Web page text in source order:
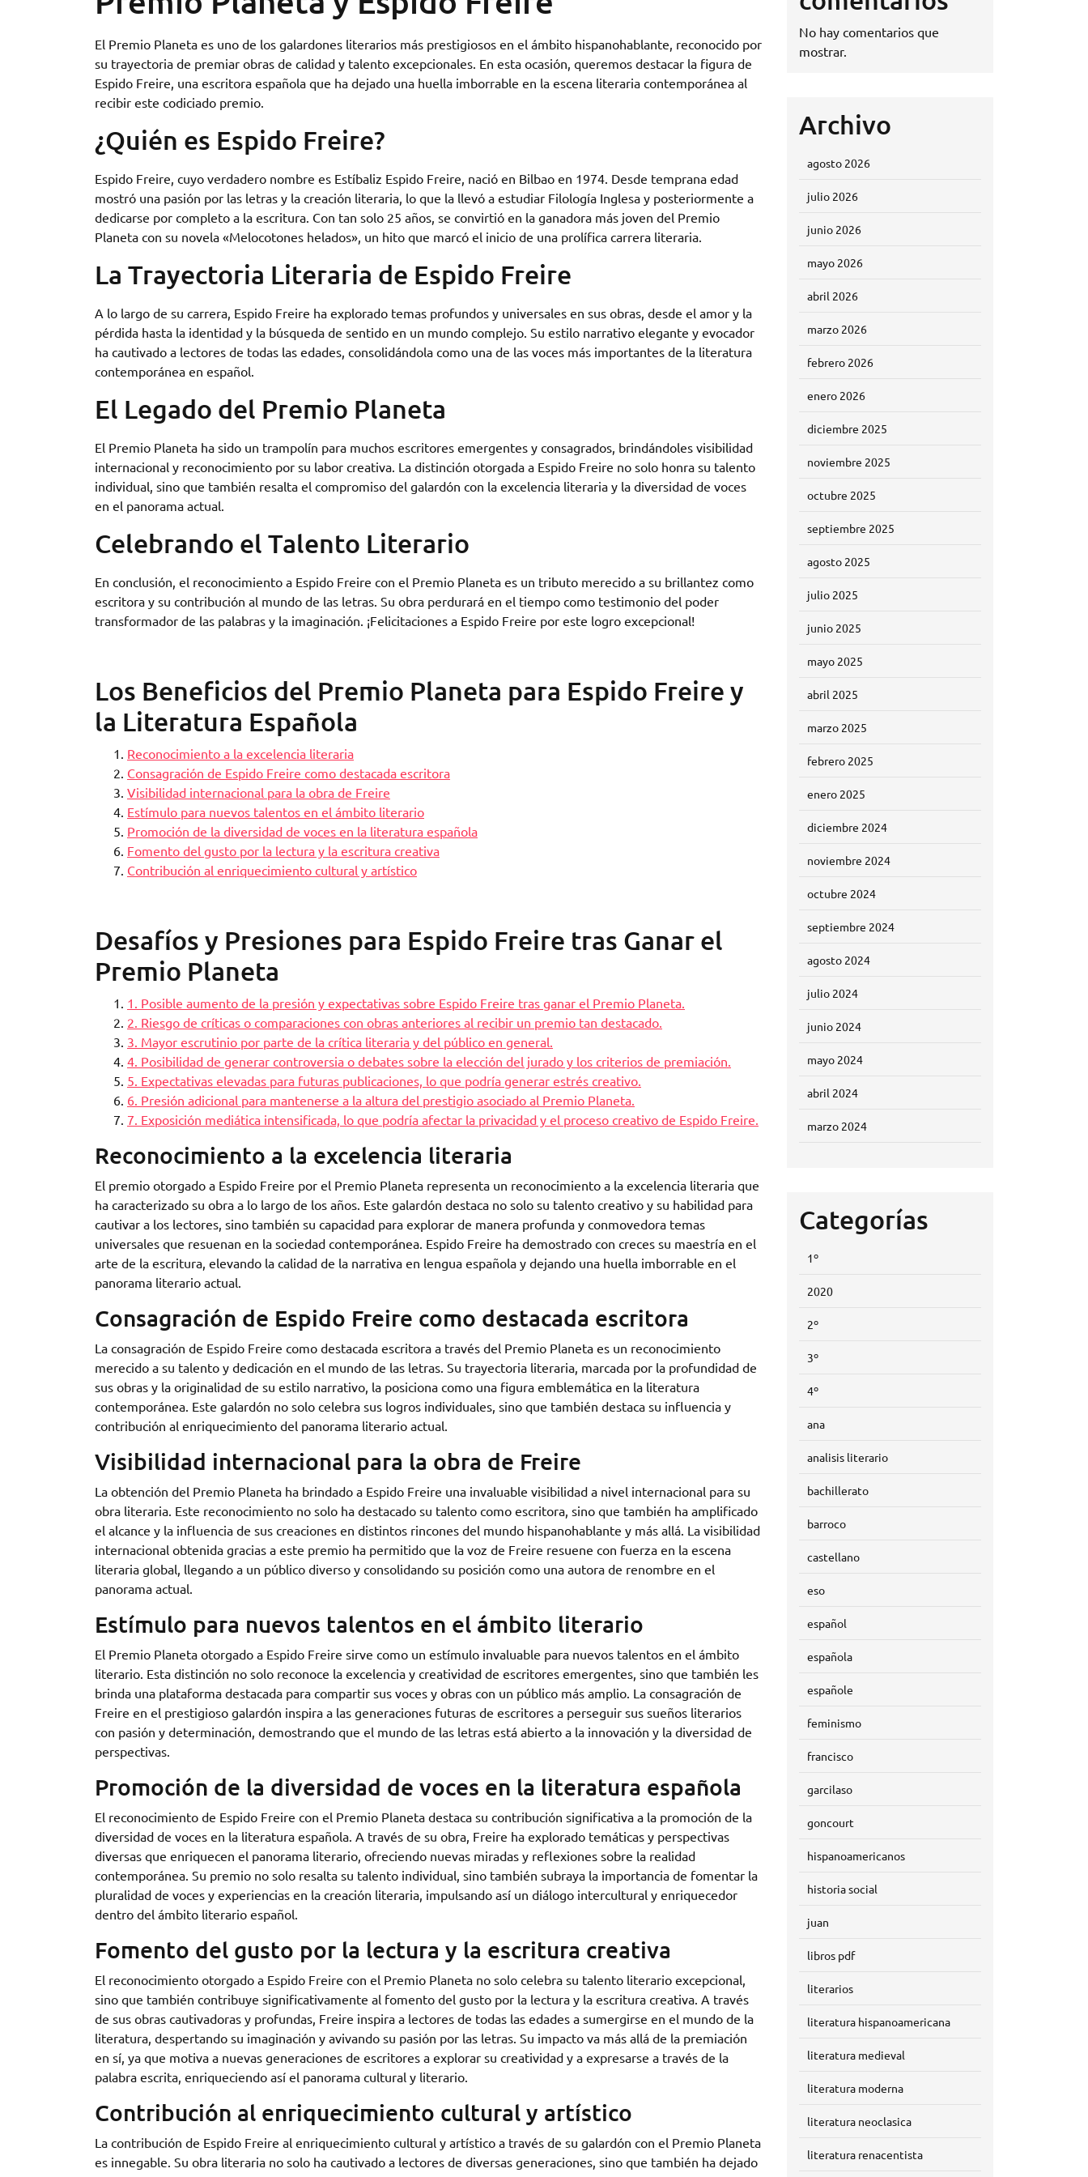
El Premio Planeta es uno de los galardones literarios más prestigiosos en el ámbito hispanohablante, reconocido por
su trayectoria de premiar obras de calidad y talento excepcionales. En esta ocasión, queremos destacar la figura de
Espido Freire, una escritora española que ha dejado una huella imborrable en la escena literaria contemporánea al
recibir este codiciado premio.
¿Quién es Espido Freire?
Espido Freire, cuyo verdadero nombre es Estíbaliz Espido Freire, nació en Bilbao en 1974. Desde temprana edad
mostró una pasión por las letras y la creación literaria, lo que la llevó a estudiar Filología Inglesa y posteriormente a
dedicarse por completo a la escritura. Con tan solo 25 años, se convirtió en la ganadora más joven del Premio
Planeta con su novela «Melocotones helados», un hito que marcó el inicio de una prolífica carrera literaria.
La Trayectoria Literaria de Espido Freire
A lo largo de su carrera, Espido Freire ha explorado temas profundos y universales en sus obras, desde el amor y la
pérdida hasta la identidad y la búsqueda de sentido en un mundo complejo. Su estilo narrativo elegante y evocador
ha cautivado a lectores de todas las edades, consolidándola como una de las voces más importantes de la literatura
contemporánea en español.
El Legado del Premio Planeta
El Premio Planeta ha sido un trampolín para muchos escritores emergentes y consagrados, brindándoles visibilidad
internacional y reconocimiento por su labor creativa. La distinción otorgada a Espido Freire no solo honra su talento
individual, sino que también resalta el compromiso del galardón con la excelencia literaria y la diversidad de voces
en el panorama actual.
Celebrando el Talento Literario
En conclusión, el reconocimiento a Espido Freire con el Premio Planeta es un tributo merecido a su brillantez como
escritora y su contribución al mundo de las letras. Su obra perdurará en el tiempo como testimonio del poder
transformador de las palabras y la imaginación. ¡Felicitaciones a Espido Freire por este logro excepcional!
Los Beneficios del Premio Planeta para Espido Freire y
la Literatura Española
Reconocimiento a la excelencia literaria
Consagración de Espido Freire como destacada escritora
Visibilidad internacional para la obra de Freire
Estímulo para nuevos talentos en el ámbito literario
Promoción de la diversidad de voces en la literatura española
Fomento del gusto por la lectura y la escritura creativa
Contribución al enriquecimiento cultural y artístico
Desafíos y Presiones para Espido Freire tras Ganar el
Premio Planeta
1. Posible aumento de la presión y expectativas sobre Espido Freire tras ganar el Premio Planeta.
2. Riesgo de críticas o comparaciones con obras anteriores al recibir un premio tan destacado.
3. Mayor escrutinio por parte de la crítica literaria y del público en general.
4. Posibilidad de generar controversia o debates sobre la elección del jurado y los criterios de premiación.
5. Expectativas elevadas para futuras publicaciones, lo que podría generar estrés creativo.
6. Presión adicional para mantenerse a la altura del prestigio asociado al Premio Planeta.
7. Exposición mediática intensificada, lo que podría afectar la privacidad y el proceso creativo de Espido Freire.
Reconocimiento a la excelencia literaria
El premio otorgado a Espido Freire por el Premio Planeta representa un reconocimiento a la excelencia literaria que
ha caracterizado su obra a lo largo de los años. Este galardón destaca no solo su talento creativo y su habilidad para
cautivar a los lectores, sino también su capacidad para explorar de manera profunda y conmovedora temas
universales que resuenan en la sociedad contemporánea. Espido Freire ha demostrado con creces su maestría en el
arte de la escritura, elevando la calidad de la narrativa en lengua española y dejando una huella imborrable en el
panorama literario actual.
Consagración de Espido Freire como destacada escritora
La consagración de Espido Freire como destacada escritora a través del Premio Planeta es un reconocimiento
merecido a su talento y dedicación en el mundo de las letras. Su trayectoria literaria, marcada por la profundidad de
sus obras y la originalidad de su estilo narrativo, la posiciona como una figura emblemática en la literatura
contemporánea. Este galardón no solo celebra sus logros individuales, sino que también destaca su influencia y
contribución al enriquecimiento del panorama literario actual.
Visibilidad internacional para la obra de Freire
La obtención del Premio Planeta ha brindado a Espido Freire una invaluable visibilidad a nivel internacional para su
obra literaria. Este reconocimiento no solo ha destacado su talento como escritora, sino que también ha amplificado
el alcance y la influencia de sus creaciones en distintos rincones del mundo hispanohablante y más allá. La visibilidad
internacional obtenida gracias a este premio ha permitido que la voz de Freire resuene con fuerza en la escena
literaria global, llegando a un público diverso y consolidando su posición como una autora de renombre en el
panorama actual.
Estímulo para nuevos talentos en el ámbito literario
El Premio Planeta otorgado a Espido Freire sirve como un estímulo invaluable para nuevos talentos en el ámbito
literario. Esta distinción no solo reconoce la excelencia y creatividad de escritores emergentes, sino que también les
brinda una plataforma destacada para compartir sus voces y obras con un público más amplio. La consagración de
Freire en el prestigioso galardón inspira a las generaciones futuras de escritores a perseguir sus sueños literarios
con pasión y determinación, demostrando que el mundo de las letras está abierto a la innovación y la diversidad de
perspectivas.
Promoción de la diversidad de voces en la literatura española
El reconocimiento de Espido Freire con el Premio Planeta destaca su contribución significativa a la promoción de la
diversidad de voces en la literatura española. A través de su obra, Freire ha explorado temáticas y perspectivas
diversas que enriquecen el panorama literario, ofreciendo nuevas miradas y reflexiones sobre la realidad
contemporánea. Su premio no solo resalta su talento individual, sino también subraya la importancia de fomentar la
pluralidad de voces y experiencias en la creación literaria, impulsando así un diálogo intercultural y enriquecedor
dentro del ámbito literario español.
Fomento del gusto por la lectura y la escritura creativa
El reconocimiento otorgado a Espido Freire con el Premio Planeta no solo celebra su talento literario excepcional,
sino que también contribuye significativamente al fomento del gusto por la lectura y la escritura creativa. A través
de sus obras cautivadoras y profundas, Freire inspira a lectores de todas las edades a sumergirse en el mundo de la
literatura, despertando su imaginación y avivando su pasión por las letras. Su impacto va más allá de la premiación
en sí, ya que motiva a nuevas generaciones de escritores a explorar su creatividad y a expresarse a través de la
palabra escrita, enriqueciendo así el panorama cultural y literario.
Contribución al enriquecimiento cultural y artístico
La contribución de Espido Freire al enriquecimiento cultural y artístico a través de su galardón con el Premio Planeta
es innegable. Su obra literaria no solo ha cautivado a lectores de diversas generaciones, sino que también ha dejado
No hay comentarios que
mostrar.
Archivo
agosto 2026
julio 2026
junio 2026
mayo 2026
abril 2026
marzo 2026
febrero 2026
enero 2026
diciembre 2025
noviembre 2025
octubre 2025
septiembre 2025
agosto 2025
julio 2025
junio 2025
mayo 2025
abril 2025
marzo 2025
febrero 2025
enero 2025
diciembre 2024
noviembre 2024
octubre 2024
septiembre 2024
agosto 2024
julio 2024
junio 2024
mayo 2024
abril 2024
marzo 2024
Categorías
1º
2020
2º
3º
4º
ana
analisis literario
bachillerato
barroco
castellano
eso
español
española
españole
feminismo
francisco
garcilaso
goncourt
hispanoamericanos
historia social
juan
libros pdf
literarios
literatura hispanoamericana
literatura medieval
literatura moderna
literatura neoclasica
literatura renacentista